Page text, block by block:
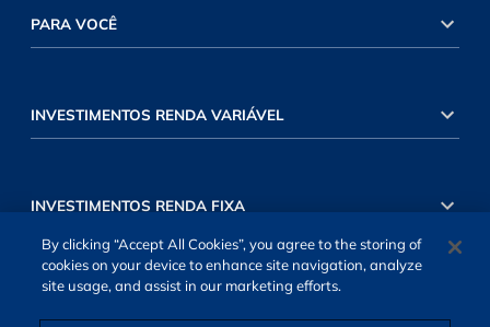
PARA VOCÊ
INVESTIMENTOS RENDA VARIÁVEL
INVESTIMENTOS RENDA FIXA
By clicking “Accept All Cookies”, you agree to the storing of
cookies on your device to enhance site navigation, analyze
site usage, and assist in our marketing efforts.